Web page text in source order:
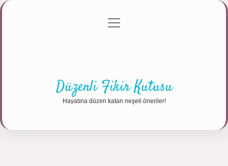
Gizlilik Politikası
menüyü
Düzenli Fikir Kutusu
Hayatına düzen katan neşeli öneriler!